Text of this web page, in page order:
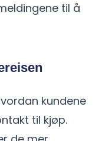
til å
kundene
til kjøp.